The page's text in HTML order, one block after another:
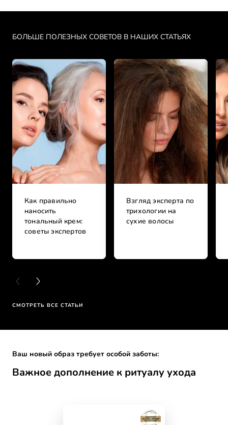
БОЛЬШЕ ПОЛЕЗНЫХ СОВЕТОВ В НАШИХ СТАТЬЯХ
Как правильно
наносить
тональный крем:
советы экспертов
Взгляд эксперта по
трихологии на
сухие волосы
PREVIOUS CARD
NEXT CARD
СМОТРЕТЬ ВСЕ СТАТЬИ
Важное дополнение к ритуалу ухода
Ваш новый образ требует особой заботы: